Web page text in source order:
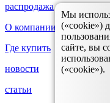
распродажа
О компании
Где купить
новости
статьи
Мы
(«cookie»)
сайте, вы
(«cookie»).